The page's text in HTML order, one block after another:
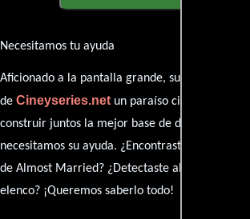
Necesitamos tu ayuda
Aficionado a la pantalla grande, su
de Cineyseries.netun paraíso cinéfilo
construir juntos la mejor base de datos
necesitamos su ayuda. ¿Encontraste algún dato
de Almost Married? ¿Detectaste algún error en
elenco? ¡Queremos saberlo todo!